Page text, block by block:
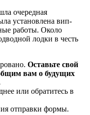
очередная
установлена вип-
работы. Около
лодки в честь
Оставьте свой
вам о будущих
или обратитесь в
отправки формы.